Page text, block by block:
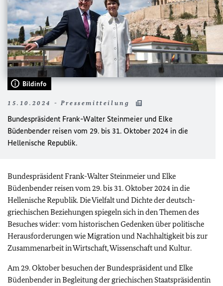
Bildinfo
15.10.2024 - Pressemitteilung
Bundespräsident Frank-Walter Steinmeier und Elke
Büdenbender reisen vom 29. bis 31. Oktober 2024 in die
Hellenische Republik.
Bundespräsident Frank-Walter Steinmeier und Elke
Büdenbender reisen vom 29. bis 31. Oktober 2024 in die
Hellenische Republik. Die Vielfalt und Dichte der deutsch-
griechischen Beziehungen spiegeln sich in den Themen des
Besuches wider: vom historischen Gedenken über politische
Herausforderungen wie Migration und Nachhaltigkeit bis zur
Zusammenarbeit in Wirtschaft, Wissenschaft und Kultur.
Am 29. Oktober besuchen der Bundespräsident und Elke
Büdenbender in Begleitung der griechischen Staatspräsidentin